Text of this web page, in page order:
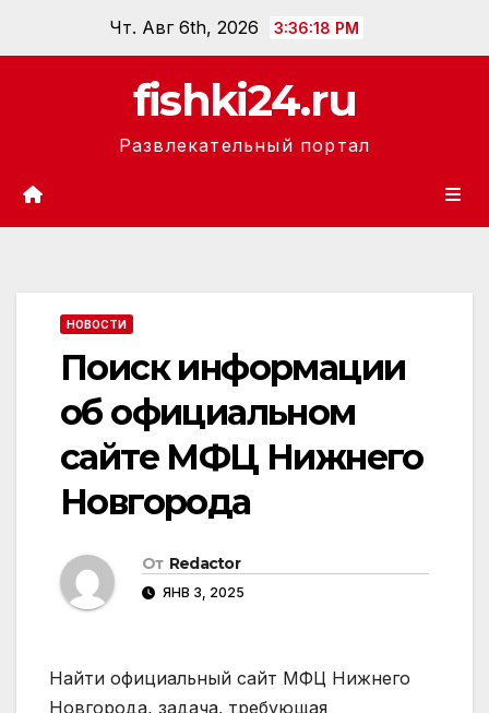
Чт. Авг 6th, 2026 3:36:20 PM
fishki24.ru
Развлекательный портал
НОВОСТИ
Поиск информации
об официальном
сайте МФЦ Нижнего
Новгорода
От Redactor
ЯНВ 3, 2025
Найти официальный сайт МФЦ Нижнего
Новгорода, задача‚ требующая